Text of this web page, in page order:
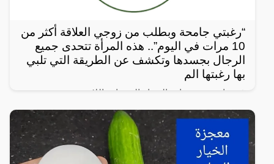
“رغبتي جامحة وبطلب من زوجي العلاقة أكثر من
10 مرات في اليوم”.. هذه المرأة تتحدى جميع
الرجال بجسدها وتكشف عن الطريقة التي تلبي
بها رغبتها الم
في واحدة من نوادر النساء العربيات اللاتي يعشن شهوة
مفرطة في الرغبة بالعلاقة الجنسية، سواءً ضمن علاقة
زوجية مشروعة أو علاقة محرمة مع الرجال، ففي هذا
المقال